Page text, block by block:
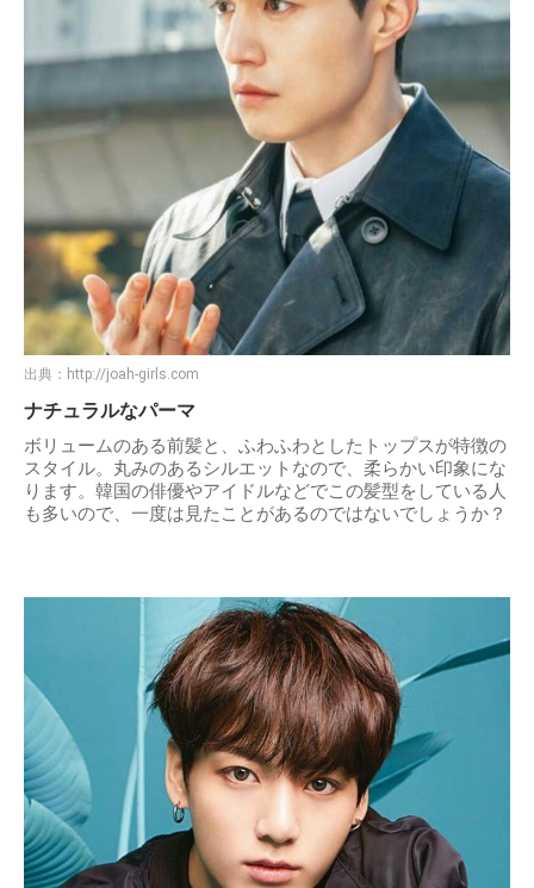
出典： http://joah-girls.com
ナチュラルなパーマ
ボリュームのある前髪と、ふわふわとしたトップスが特徴の
スタイル。丸みのあるシルエットなので、柔らかい印象にな
ります。韓国の俳優やアイドルなどでこの髪型をしている人
も多いので、一度は見たことがあるのではないでしょうか？